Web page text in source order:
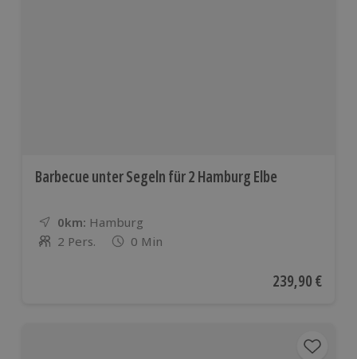
Barbecue unter Segeln für 2 Hamburg Elbe
0km: Entfernung
Standort
Hamburg
Anzahl der Teilnehmer
2 Pers. 0 Min
Aktueller Preis
239,90 €